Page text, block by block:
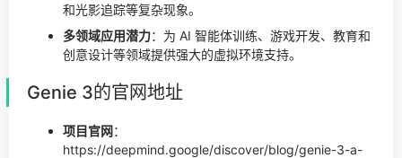
和光影追踪等复杂现象。
多领域应用潜力：为 AI 智能体训练、游戏开发、教育和
创意设计等领域提供强大的虚拟环境支持。
Genie 3的官网地址
项目官网：
https://deepmind.google/discover/blog/genie-3-a-